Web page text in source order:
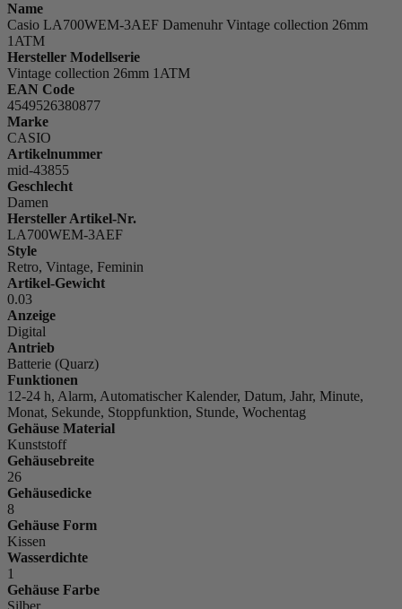
Name
Casio LA700WEM-3AEF Damenuhr Vintage collection 26mm
1ATM
Hersteller Modellserie
Vintage collection 26mm 1ATM
EAN Code
4549526380877
Marke
CASIO
Artikelnummer
mid-43855
Geschlecht
Damen
Hersteller Artikel-Nr.
LA700WEM-3AEF
Style
Retro, Vintage, Feminin
Artikel-Gewicht
0.03
Anzeige
Digital
Antrieb
Batterie (Quarz)
Funktionen
12-24 h, Alarm, Automatischer Kalender, Datum, Jahr, Minute,
Monat, Sekunde, Stoppfunktion, Stunde, Wochentag
Gehäuse Material
Kunststoff
Gehäusebreite
26
Gehäusedicke
8
Gehäuse Form
Kissen
Wasserdichte
1
Gehäuse Farbe